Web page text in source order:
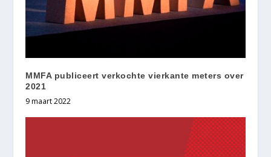
MMFA publiceert verkochte vierkante meters over
2021
9 maart 2022